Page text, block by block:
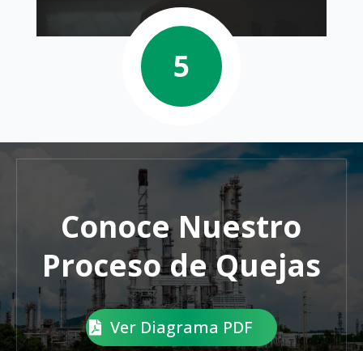
Conoce Nuestro
Proceso de Quejas
Ver Diagrama PDF